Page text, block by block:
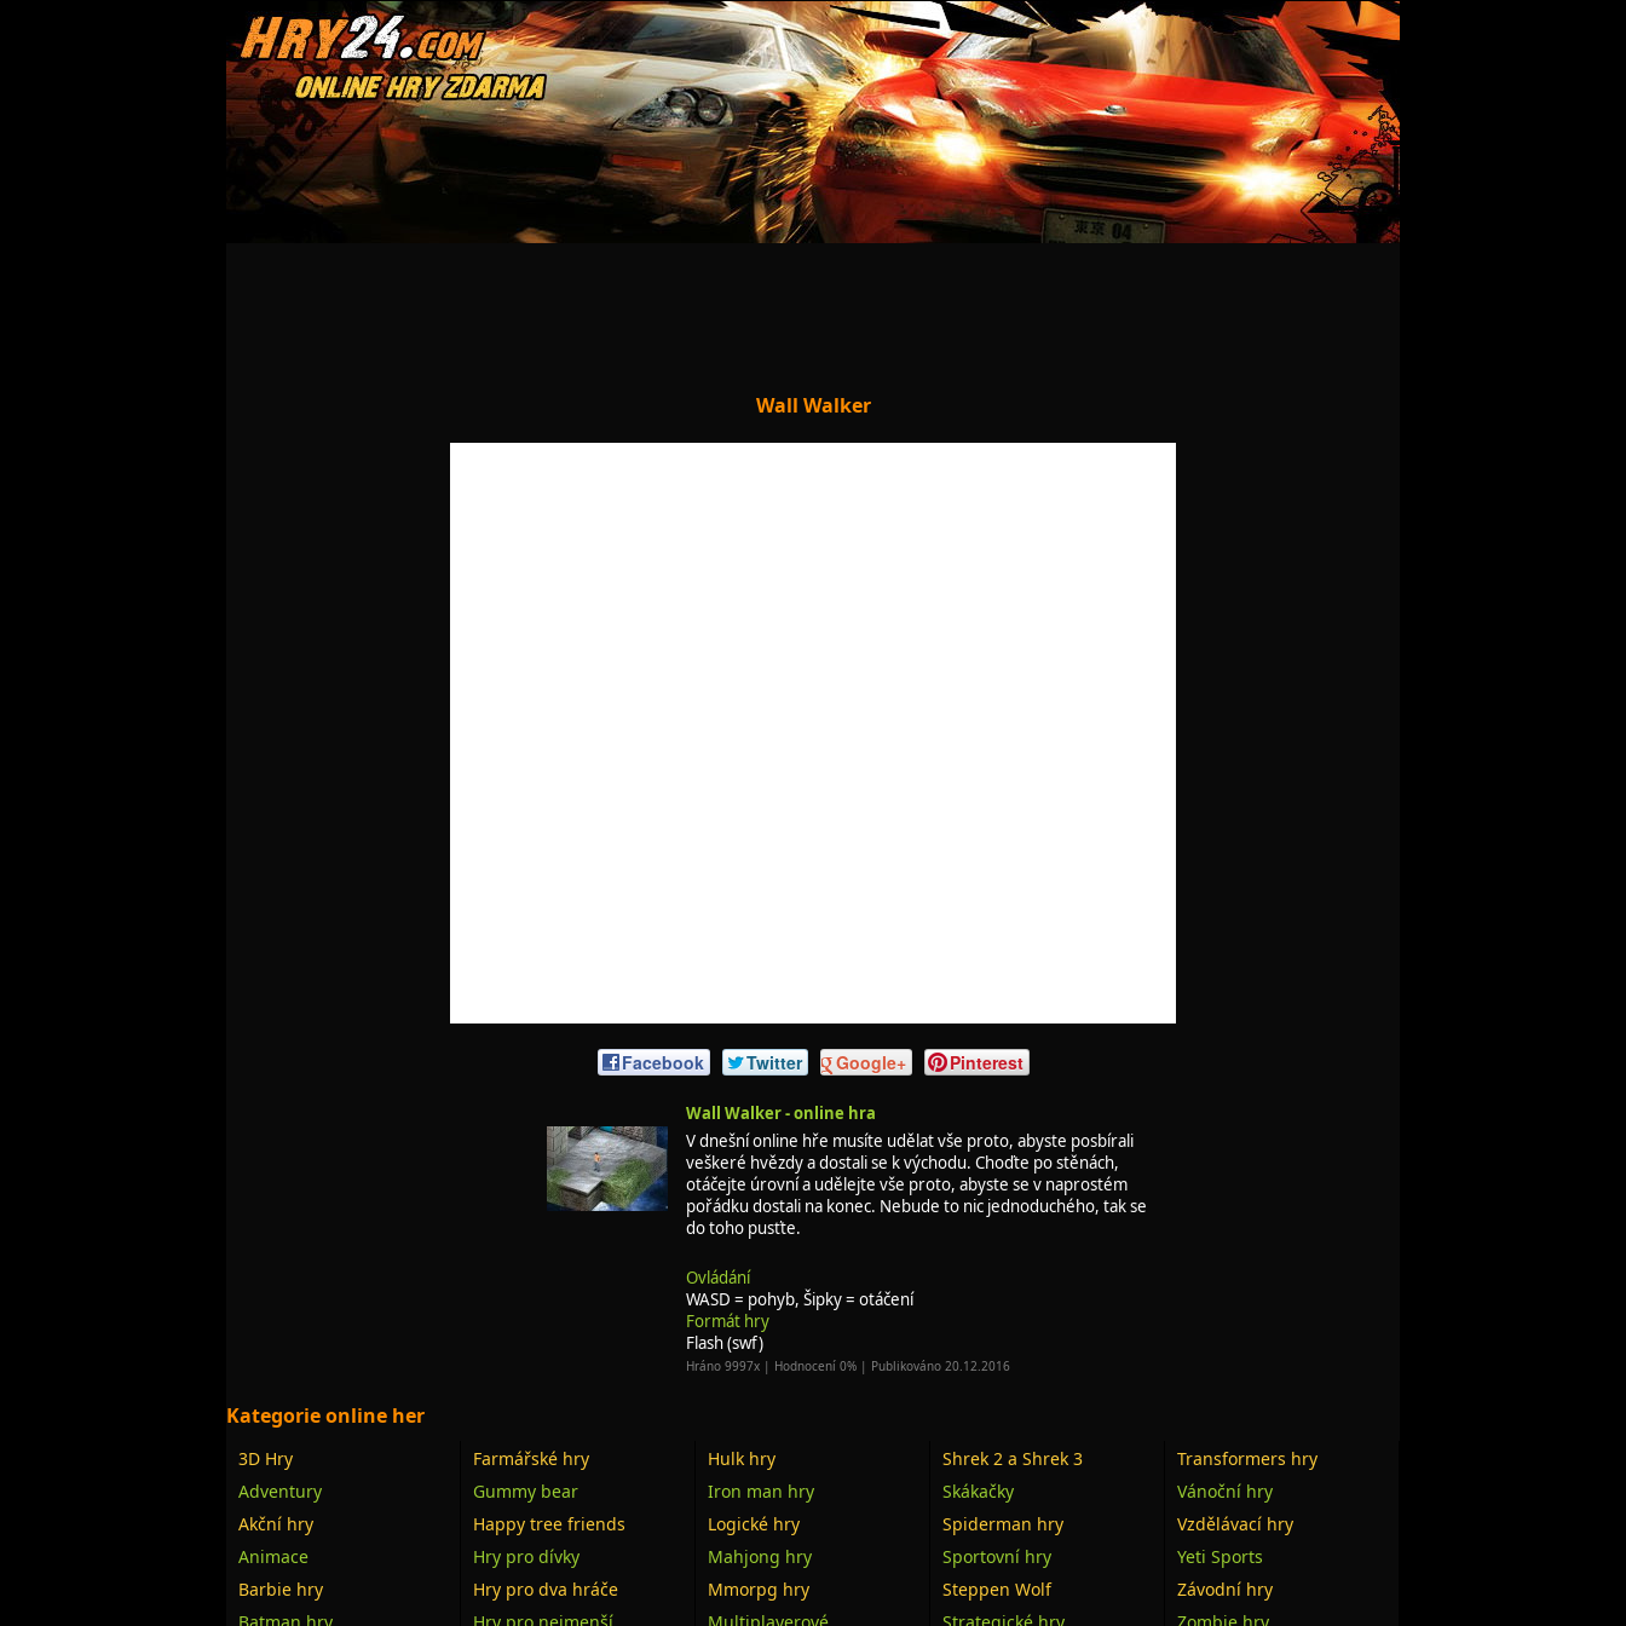
Wall Walker
Facebook Twitter Google+ Pinterest
Wall Walker - online hra
V dnešní online hře musíte udělat vše proto, abyste posbírali
veškeré hvězdy a dostali se k východu. Choďte po stěnách,
otáčejte úrovní a udělejte vše proto, abyste se v naprostém
pořádku dostali na konec. Nebude to nic jednoduchého, tak se
do toho pusťte.
Ovládání
WASD = pohyb, Šipky = otáčení
Formát hry
Flash (swf)
Hráno 9997x | Hodnocení 0% | Publikováno 20.12.2016
Kategorie online her
3D Hry
Adventury
Akční hry
Animace
Barbie hry
Batman hry
Farmářské hry
Gummy bear
Happy tree friends
Hry pro dívky
Hry pro dva hráče
Hry pro nejmenší
Hulk hry
Iron man hry
Logické hry
Mahjong hry
Mmorpg hry
Multiplayerové
Shrek 2 a Shrek 3
Skákačky
Spiderman hry
Sportovní hry
Steppen Wolf
Strategické hry
Transformers hry
Vánoční hry
Vzdělávací hry
Yeti Sports
Závodní hry
Zombie hry